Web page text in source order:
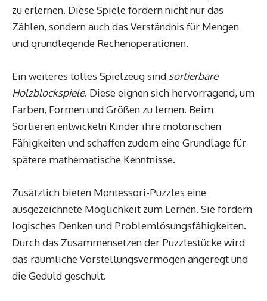
zu erlernen. Diese Spiele fördern nicht nur das
Zählen, sondern auch das Verständnis für Mengen
und grundlegende Rechenoperationen.
Ein weiteres tolles Spielzeug sind sortierbare
Holzblockspiele. Diese eignen sich hervorragend, um
Farben, Formen und Größen zu lernen. Beim
Sortieren entwickeln Kinder ihre motorischen
Fähigkeiten und schaffen zudem eine Grundlage für
spätere mathematische Kenntnisse.
Zusätzlich bieten Montessori-Puzzles eine
ausgezeichnete Möglichkeit zum Lernen. Sie fördern
logisches Denken und Problemlösungsfähigkeiten.
Durch das Zusammensetzen der Puzzlestücke wird
das räumliche Vorstellungsvermögen angeregt und
die Geduld geschult.